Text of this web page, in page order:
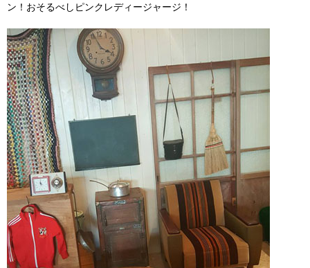
ン！おそるべしピンクレディージャージ！